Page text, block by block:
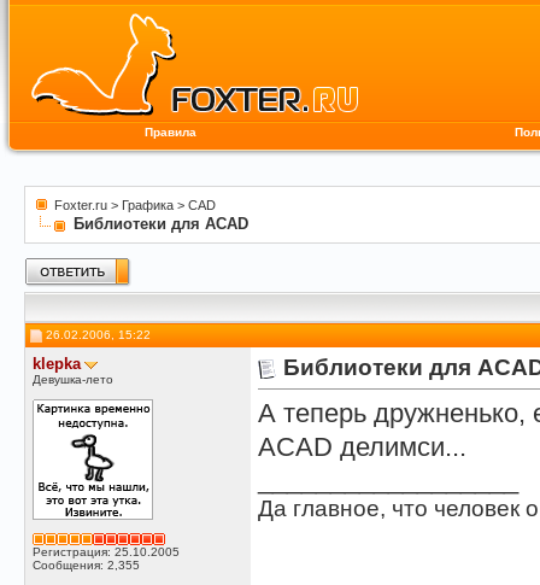
Правила
Foxter.ru > Графика > CAD
Библиотеки для ACAD
26.02.2006, 15:22
klepka
Девушка-лето
Регистрация: 25.10.2005
Сообщения: 2,355
Библиотеки для
А теперь дружненько,
ACAD делимси...
Да главное, что человек